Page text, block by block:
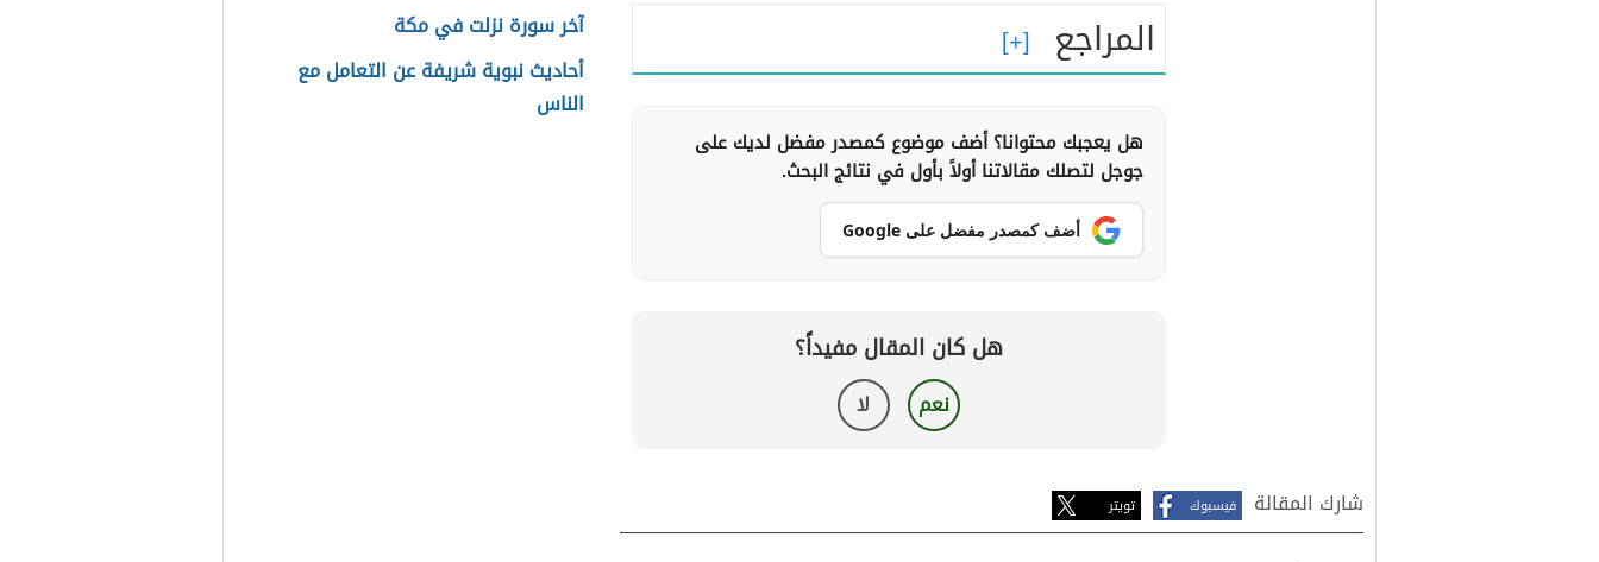
المراجع
هل يعجبك محتوانا؟ أضف موضوع كمصدر مفضل لديك على
جوجل لتصلك مقالاتنا أولاً بأول في نتائج البحث.
أضف كمصدر مفضل على Google
هل كان المقال مفيداً؟
نعم لا
شارك المقالة فيسبوك تويتر
آخر سورة نزلت في مكة
أحاديث نبوية شريفة عن التعامل مع
الناس